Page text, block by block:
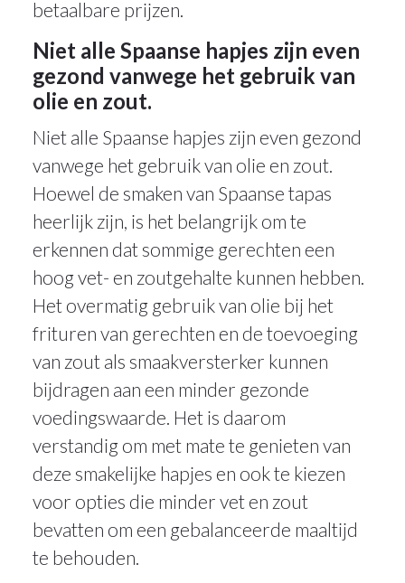
betaalbare prijzen.
Niet alle Spaanse hapjes zijn even
gezond vanwege het gebruik van
olie en zout.
Niet alle Spaanse hapjes zijn even gezond
vanwege het gebruik van olie en zout.
Hoewel de smaken van Spaanse tapas
heerlijk zijn, is het belangrijk om te
erkennen dat sommige gerechten een
hoog vet- en zoutgehalte kunnen hebben.
Het overmatig gebruik van olie bij het
frituren van gerechten en de toevoeging
van zout als smaakversterker kunnen
bijdragen aan een minder gezonde
voedingswaarde. Het is daarom
verstandig om met mate te genieten van
deze smakelijke hapjes en ook te kiezen
voor opties die minder vet en zout
bevatten om een gebalanceerde maaltijd
te behouden.